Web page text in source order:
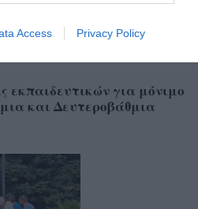
Access Privacy Policy
εκπαιδευτικών για μόνιμο
και Δευτεροβάθμια